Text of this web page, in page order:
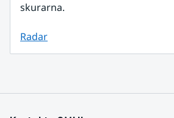
skurarna.
Radar